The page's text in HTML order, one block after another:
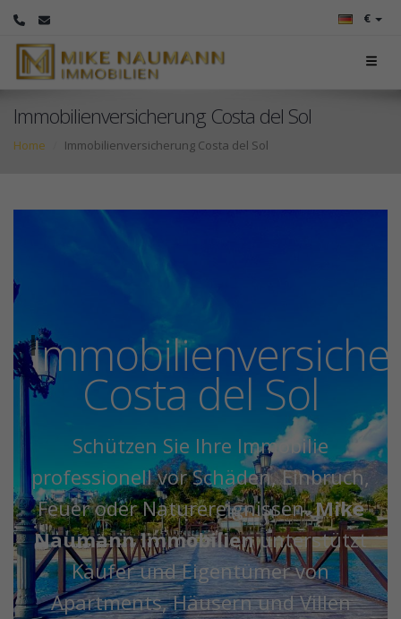
€
Immobilienversicherung Costa del Sol
Home Immobilienversicherung Costa del Sol
Costa del Sol
Schützen Sie Ihre Immobilie
professionell vor Schäden, Einbruch,
Feuer oder Naturereignissen.Mike
Naumann Immobilienunterstützt
Käufer und Eigentümer von
Apartments, Häusern und Villen